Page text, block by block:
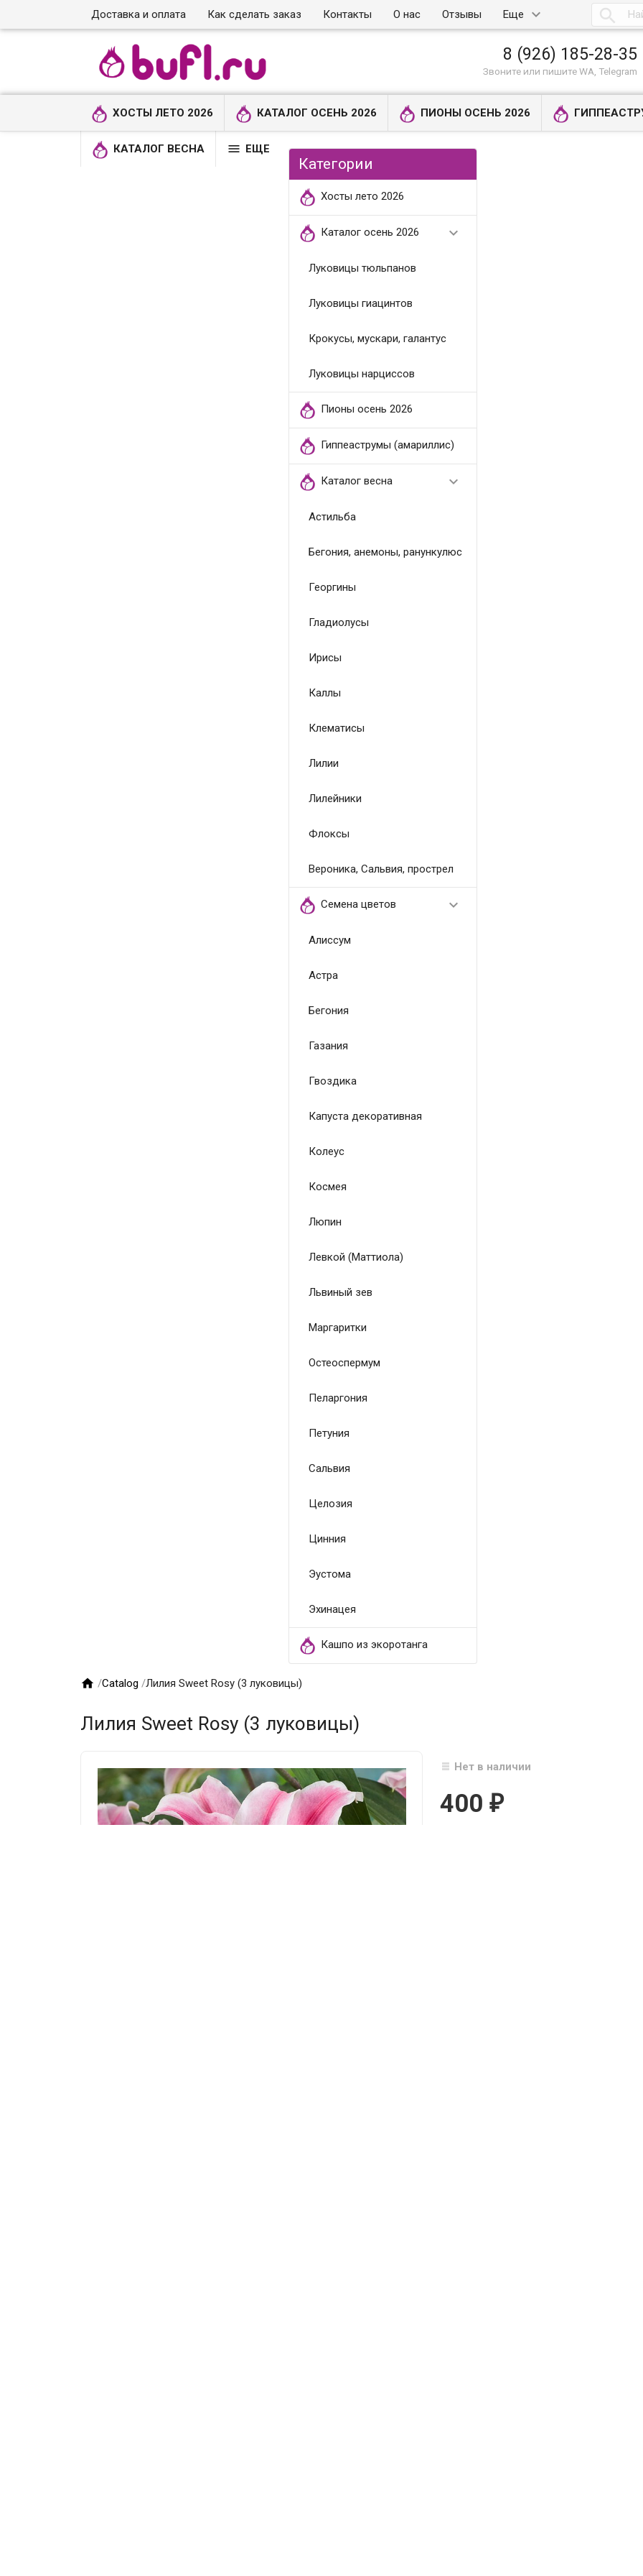
Доставка и оплата Как сделать заказ Контакты О нас Отзывы Еще 
8 (926) 185-28-35
Звоните или пишите WA, Telegram
ХОСТЫ ЛЕТО 2026 КАТАЛОГ ОСЕНЬ 2026 ПИОНЫ ОСЕНЬ 2026
КАТАЛОГ ВЕСНА  ЕЩЕ
Категории
Хосты лето 2026
Каталог осень 2026 
Луковицы тюльпанов
Луковицы гиацинтов
Крокусы, мускари, галантус
Луковицы нарциссов
Пионы осень 2026
Гиппеаструмы (амариллис)
Каталог весна 
Астильба
Бегония, анемоны, ранункулюс
Георгины
Гладиолусы
Ирисы
Каллы
Клематисы
Лилии
Лилейники
Флоксы
Вероника, Сальвия, прострел
Семена цветов 
Алиссум
Астра
Бегония
Газания
Гвоздика
Капуста декоративная
Колеус
Космея
Люпин
Левкой (Маттиола)
Львиный зев
Маргаритки
Остеоспермум
Пеларгония
Петуния
Сальвия
Целозия
Цинния
Эустома
Эхинацея
Кашпо из экоротанга
 /Catalog /Лилия Sweet Rosy (3 луковицы)
Лилия Sweet Rosy (3 луковицы)
Нет в наличии
400 ₽